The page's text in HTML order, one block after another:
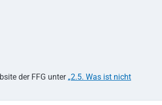
der FFG unter „2.5. Was ist nicht